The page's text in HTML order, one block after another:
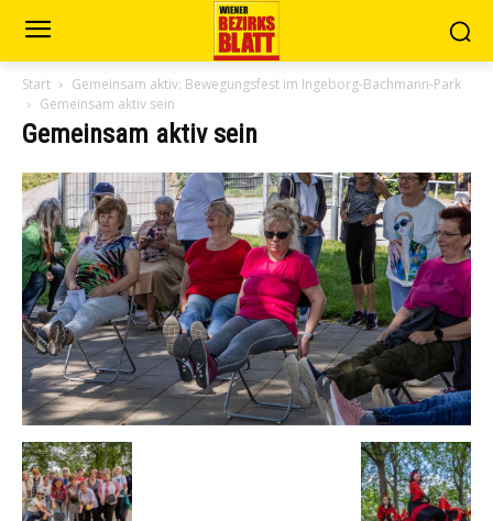
Start
Gemeinsam aktiv: Bewegungsfest im Ingeborg-Bachmann-Park
Gemeinsam aktiv sein
Gemeinsam aktiv sein